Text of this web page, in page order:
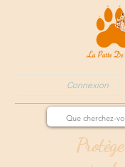
Connexion
Protège